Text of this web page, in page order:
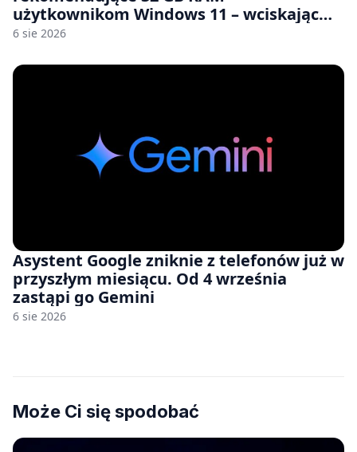
użytkownikom Windows 11 – wciskając
nam przy tym komputery z 8 GB RAM po
6 sie 2026
Asystent Google zniknie z telefonów już w
przyszłym miesiącu. Od 4 września
zastąpi go Gemini
6 sie 2026
Może Ci się spodobać